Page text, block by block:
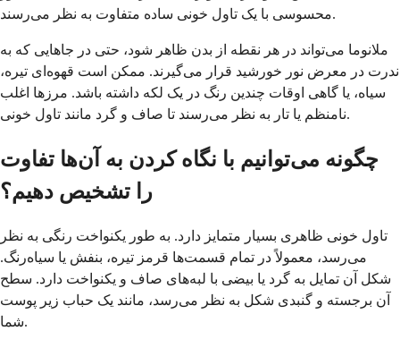
محسوسی با یک تاول خونی ساده متفاوت به نظر می‌رسند.
ملانوما می‌تواند در هر نقطه از بدن ظاهر شود، حتی در جاهایی که به
ندرت در معرض نور خورشید قرار می‌گیرند. ممکن است قهوه‌ای تیره،
سیاه، یا گاهی اوقات چندین رنگ در یک لکه داشته باشد. مرزها اغلب
نامنظم یا تار به نظر می‌رسند تا صاف و گرد مانند تاول خونی.
چگونه می‌توانیم با نگاه کردن به آن‌ها تفاوت
را تشخیص دهیم؟
تاول خونی ظاهری بسیار متمایز دارد. به طور یکنواخت رنگی به نظر
می‌رسد، معمولاً در تمام قسمت‌ها قرمز تیره، بنفش یا سیاه‌رنگ.
شکل آن تمایل به گرد یا بیضی با لبه‌های صاف و یکنواخت دارد. سطح
آن برجسته و گنبدی شکل به نظر می‌رسد، مانند یک حباب زیر پوست
شما.